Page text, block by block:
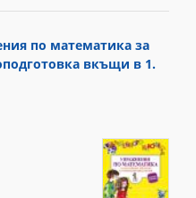
по математика за
вкъщи в 1.